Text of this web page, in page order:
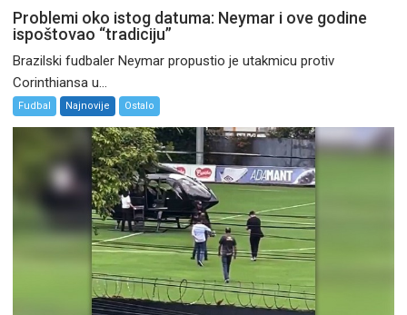
Problemi oko istog datuma: Neymar i ove godine
ispoštovao “tradiciju”
Brazilski fudbaler Neymar propustio je utakmicu protiv
Corinthiansa u...
Fudbal Najnovije Ostalo